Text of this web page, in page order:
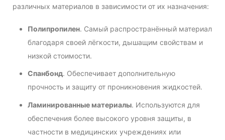
различных материалов в зависимости от их назначения:
Полипропилен. Самый распространённый материал
благодаря своей лёгкости, дышащим свойствам и
низкой стоимости.
Спанбонд. Обеспечивает дополнительную
прочность и защиту от проникновения жидкостей.
Ламинированные материалы. Используются для
обеспечения более высокого уровня защиты, в
частности в медицинских учреждениях или